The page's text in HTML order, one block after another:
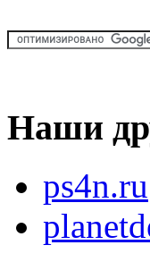
Наши
ps4n.ru